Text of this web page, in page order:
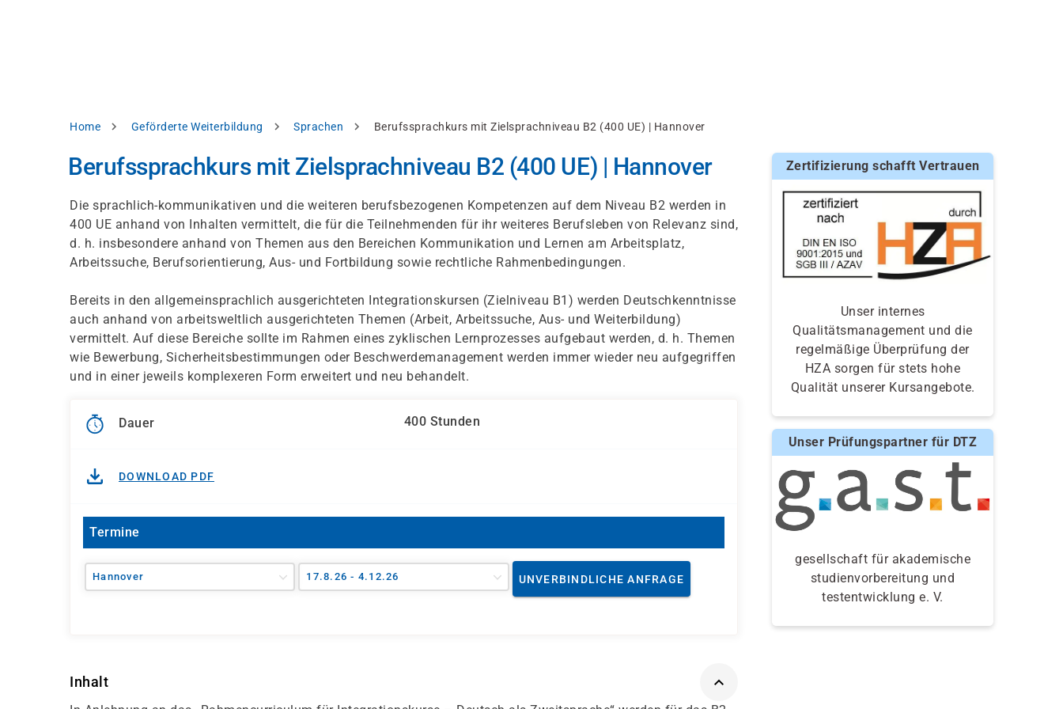
Pfadnavigation
Home Geförderte Weiterbildung Sprachen Berufssprachkurs mit Zielsprachniveau B2 (400 UE) | Hannover
Berufssprachkurs mit Zielsprachniveau B2 (400 UE) | Hannover
Die sprachlich-kommunikativen und die weiteren berufsbezogenen Kompetenzen auf dem Niveau B2 werden in
400 UE anhand von Inhalten vermittelt, die für die Teilnehmenden für ihr weiteres Berufsleben von Relevanz sind,
d. h. insbesondere anhand von Themen aus den Bereichen Kommunikation und Lernen am Arbeitsplatz,
Arbeitssuche, Berufsorientierung, Aus- und Fortbildung sowie rechtliche Rahmenbedingungen.
Bereits in den allgemeinsprachlich ausgerichteten Integrationskursen (Zielniveau B1) werden Deutschkenntnisse
auch anhand von arbeitsweltlich ausgerichteten Themen (Arbeit, Arbeitssuche, Aus- und Weiterbildung)
vermittelt. Auf diese Bereiche sollte im Rahmen eines zyklischen Lernprozesses aufgebaut werden, d. h. Themen
wie Bewerbung, Sicherheitsbestimmungen oder Beschwerdemanagement werden immer wieder neu aufgegriffen
und in einer jeweils komplexeren Form erweitert und neu behandelt.
Dauer 400 Stunden
DOWNLOAD PDF
Termine
Hannover 17.8.26 - 4.12.26 UNVERBINDLICHE ANFRAGE
Inhalt
Zertifizierung schafft Vertrauen
Unser internes
Qualitätsmanagement und die
regelmäßige Überprüfung der
HZA sorgen für stets hohe
Qualität unserer Kursangebote.
Unser Prüfungspartner für DTZ
gesellschaft für akademische
studienvorbereitung und
testentwicklung e. V.